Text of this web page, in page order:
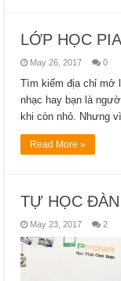
LỚP HỌC
May 26, 2017 0
Tìm kiếm địa chỉ
nhạc hay bạn là
khi còn nhỏ. Nhưng
Read More »
TỰ HỌC
May 23, 2017 2